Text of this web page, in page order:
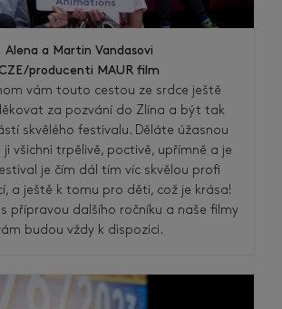
Alena a Martin Vandasovi
producenti MAUR film
vám touto cestou ze srdce ještě
za pozvání do Zlína a být tak
skvělého festivalu. Děláte úžasnou
všichni trpělivě, poctivě, upřímně a je
je čím dál tím víc skvělou profi
a ještě k tomu pro děti, což je krása!
přípravou dalšího ročníku a naše filmy
budou vždy k dispozici.